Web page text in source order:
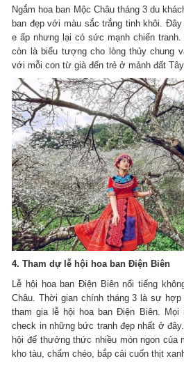
Ngắm hoa ban Mộc Châu tháng 3 du
ban đẹp với màu sắc trắng tinh khôi.Đây
e ấp nhưng lại có sức mạnh chiến tranh.
còn là biểu tượng cho lòng thủy chung
với mỗi con từ già đến trẻ ở mảnh đất
4. Tham dự lễ hội hoa ban Điện Biên
Lễ hội hoa ban Điện Biên nổi tiếng
Châu.Thời gian chính tháng 3 là sự
tham gia lễ hội hoa ban Điện Biên. Mọi
check in những bức tranh đẹp nhất ở đây.
hội để thưởng thức nhiều món ngon của
kho tàu, chẩm chéo, bắp cải cuốn thịt